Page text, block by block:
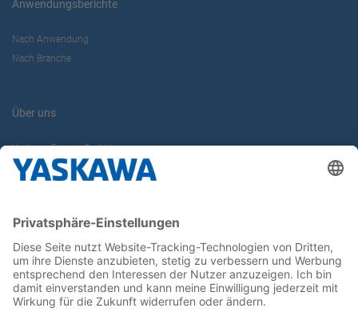
Anwendungsberichte
Nach Anwendung
Nach Branche
Über uns
Yaskawa Europe GmbH
Karriere
Newsletter